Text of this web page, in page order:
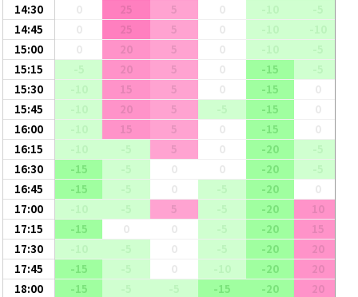
14:30
25 5
14:45
25 5
15:00
20 5
15:15
20 5 -15
15:30
15 5 -15
15:45
20 5 -15
16:00
15 5 -15
16:15
5 -20
16:30
-15 -20
16:45
-15 -20
17:00
5 -20
10
17:15
-15 -20
15
17:30
-20
20
17:45
-15 -20
20
18:00
-15 -15 -20
20